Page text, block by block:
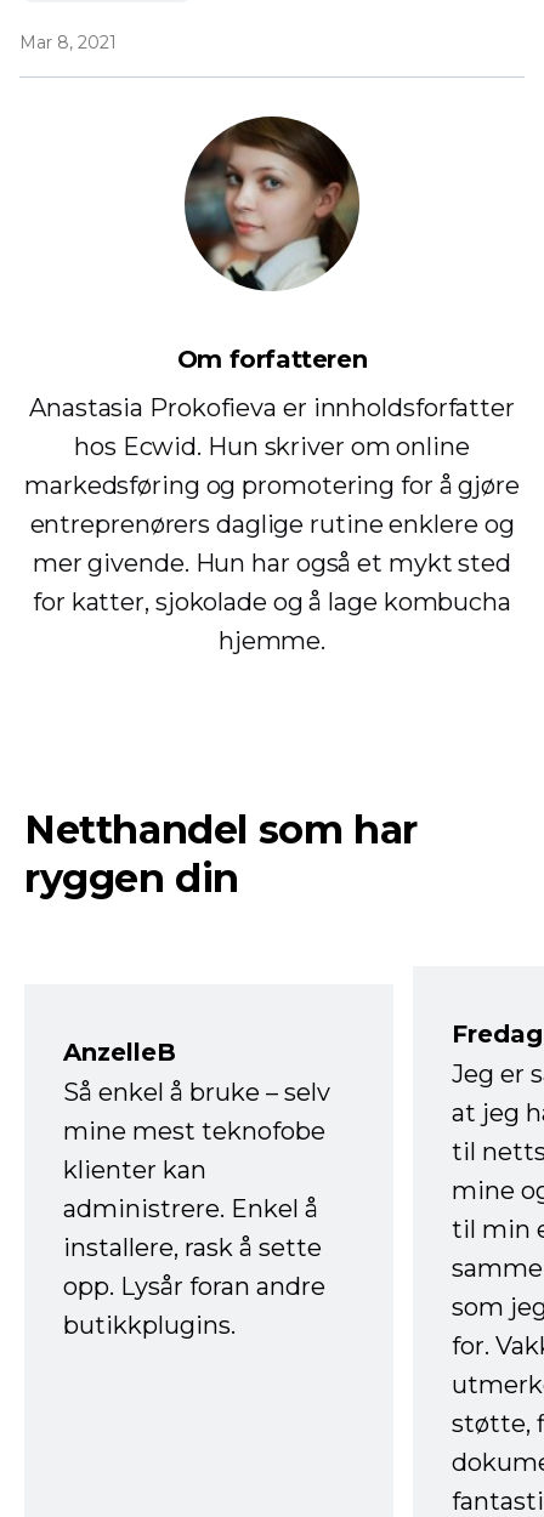
Mar 8, 2021
Om forfatteren
Anastasia Prokofieva er innholdsforfatter
hos Ecwid. Hun skriver om online
markedsføring og promotering for å gjøre
entreprenørers daglige rutine enklere og
mer givende. Hun har også et mykt sted
for katter, sjokolade og å lage kombucha
hjemme.
Netthandel som har
ryggen din
AnzelleB
Så enkel å bruke – selv
mine mest teknofobe
klienter kan
administrere. Enkel å
installere, rask å sette
opp. Lysår foran andre
butikkplugins.
Jeg er
at jeg
til
mine
til min
som
for.
støtte,